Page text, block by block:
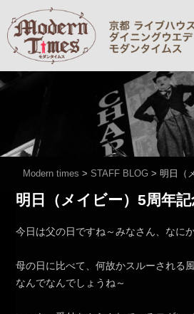
Modern times > STAFF BLOG > 明日（
明日（メイビー）5周年
今日は父の日ですね～みなさん、なに
母の日に比べて、何故かスルーされる
なんでなんでしょうね～